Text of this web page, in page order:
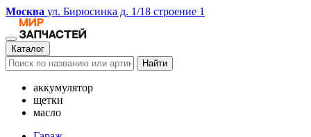
Москва ул. Бирюсинка д. 1/18 строение 1
Каталог
Найти
аккумулятор
щетки
масло